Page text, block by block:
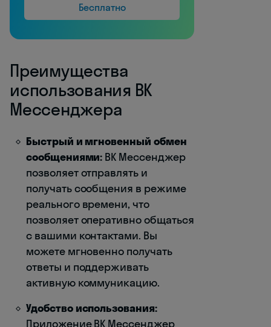
Бесплатно
Преимущества
использования ВК
Мессенджера
Быстрый и мгновенный обмен
сообщениями: ВК Мессенджер
позволяет отправлять и
получать сообщения в режиме
реального времени, что
позволяет оперативно общаться
с вашими контактами. Вы
можете мгновенно получать
ответы и поддерживать
активную коммуникацию.
Удобство использования:
Приложение ВК Мессенджер